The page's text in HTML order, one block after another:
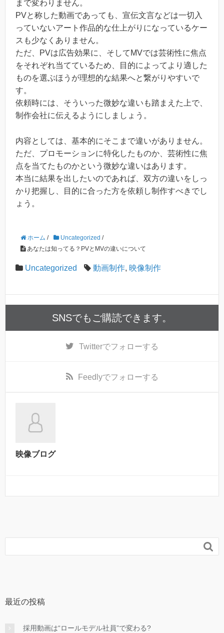
まで変わりません。
PVと称した動画であっても、宣伝文言などは一切入
っていないアート作品的な仕上がりになっているケー
スも少なくありません。
ただ、PVは広告効果に、そしてMVでは芸術性に焦点
をそれぞれ当てているため、目的によってより適した
ものを選ぶほうが理想的な結果へと繋がりやすいで
す。
依頼時には、そういった微妙な違いも踏まえた上で、
制作会社に伝えるようにしましょう。
内容としては、基本的にそこまで違いがありません。
ただ、プロモーションに特化したものか、芸術性に焦
点を当てたものかという微妙な違いはあります。
本当に結果を出したいのであれば、双方の違いをしっ
かり把握し、目的に合った方を依頼し制作すべきでし
ょう。
ホーム / Uncategorized /
あなたは知ってる？PVとMVの違いについて
Uncategorized 動画制作, 映像制作
SNSでもご購読できます。
Twitterでフォローする
Feedlyでフォローする
映像ブログ

最近の投稿
採用動画は“ロールモデル社員”で変わる?